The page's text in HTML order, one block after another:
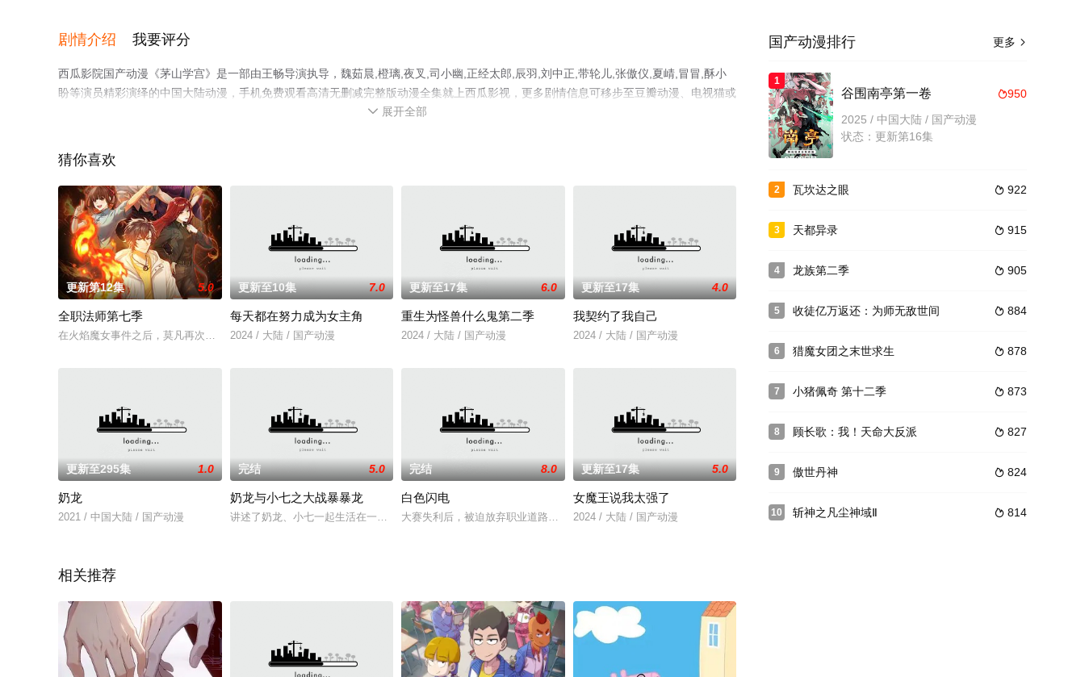
剧情介绍 我要评分
西瓜影院国产动漫《茅山学宫》是一部由王畅导演执导，魏茹晨,橙璃,夜叉,司小幽,正经太郎,辰羽,刘中正,带轮儿,张傲仪,夏崝,冒冒,酥小
盼等演员精彩演绎的中国大陆动漫，手机免费观看高清无删减完整版动漫全集就上西瓜影视，更多剧情信息可移步至豆瓣动漫、电视猫或
 展开全部
猜你喜欢
更新第12集 5.0
全职法师第七季
在火焰魔女事件之后，莫凡再次投入到魔都学府的修炼中，但就在最关键的时刻，突然传来了好兄弟张小候失踪的消息。重感情的莫凡立即停止赛程，带着魔都血族好友柳茹共同赶赴古
更新至10集 7.0
每天都在努力成为女主角
2024 / 大陆 / 国产动漫
更新至17集 6.0
重生为怪兽什么鬼第二季
2024 / 大陆 / 国产动漫
更新至17集 4.0
我契约了我自己
2024 / 大陆 / 国产动漫
更新至295集 1.0
奶龙
2021 / 中国大陆 / 国产动漫
完结 5.0
奶龙与小七之大战暴暴龙
讲述了奶龙、小七一起生活在一个山清水秀的村子里，原本平静的生活被暴暴龙打破，暴暴龙为了取代奶龙成为宇宙最强的龙，带着小紫兵们在村子里各种破坏，奶龙、小七为了守护正
完结 8.0
白色闪电
大赛失利后，被迫放弃职业道路的张若饴重回校园。陌生的环境里，曾经让她陷入阴影的乒乓，反而成为了劈开迷茫的一道光——球台上，她结识
更新至17集 5.0
女魔王说我太强了
2024 / 大陆 / 国产动漫
相关推荐
更多 
国产动漫排行
1
950
谷围南亭第一卷
2025 / 中国大陆 / 国产动漫
状态：更新第16集
2  922
瓦坎达之眼
3  915
天都异录
4  905
龙族第二季
5  884
收徒亿万返还：为师无敌世间
6  878
猎魔女团之末世求生
7  873
小猪佩奇 第十二季
8  827
顾长歌：我！天命大反派
9  824
傲世丹神
10  814
斩神之凡尘神域Ⅱ